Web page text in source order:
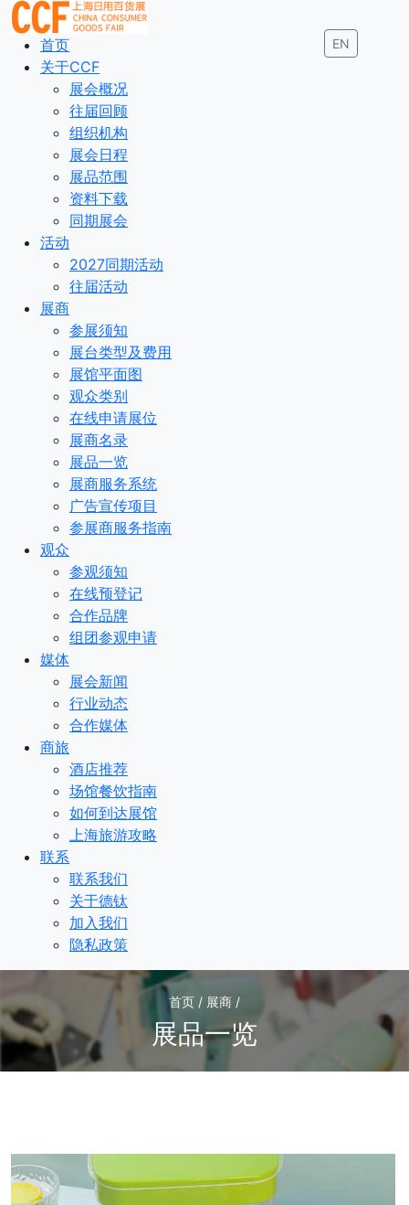
EN
首页
关于CCF
展会概况
往届回顾
组织机构
展会日程
展品范围
资料下载
同期展会
活动
2027同期活动
往届活动
展商
参展须知
展台类型及费用
展馆平面图
观众类别
在线申请展位
展商名录
展品一览
展商服务系统
广告宣传项目
参展商服务指南
观众
参观须知
在线预登记
合作品牌
组团参观申请
媒体
展会新闻
行业动态
合作媒体
商旅
酒店推荐
场馆餐饮指南
如何到达展馆
上海旅游攻略
联系
联系我们
关于德钛
加入我们
隐私政策
首页 / 展商 /
展品一览